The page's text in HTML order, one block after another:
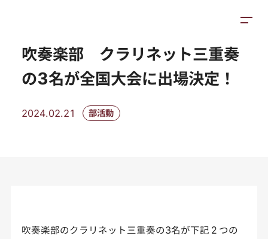
吹奏楽部 クラリネット三重奏
の3名が全国大会に出場決定！
2024.02.21 部活動
吹奏楽部のクラリネット三重奏の3名が下記２つの